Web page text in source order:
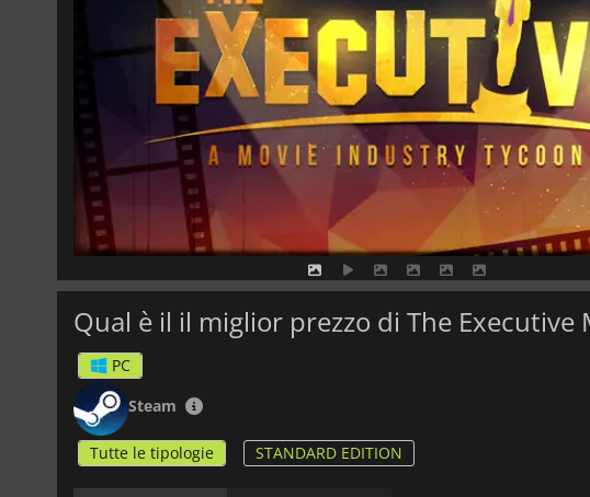
Qual è il il miglior prezzo di The Executive
PC
Steam
Tutte le tipologie STANDARD EDITION